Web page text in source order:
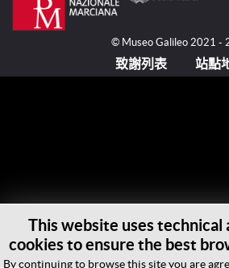
1409）在王室的資助下對一幅世界
協調，置中國為中心，而朝鮮王國
已經佚失，然而，我們知道，該地
1480年被繪製在絲織品上，包括了
球航海的地方、歐洲和地中海。對
1330年的一幅中國地圖，因而追溯
可·波羅（Marco Polo, 1254-約
歷的時代。而對於尼羅河以及月亮
© Museo Galileo 2021 -
致謝列表 站點
This website uses
cookies to ensure the best
By continuing to browse this site you are